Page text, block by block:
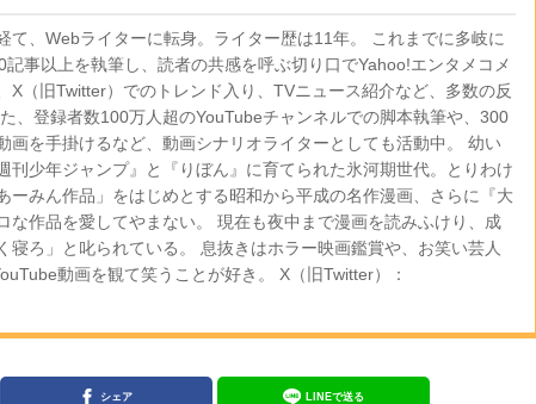
て、Webライターに転身。ライター歴は11年。 これまでに多岐に
事以上を執筆し、読者の共感を呼ぶ切り口でYahoo!エンタメコメ
X（旧Twitter）でのトレンド入り、TVニュース紹介など、多数の反
、登録者数100万人超のYouTubeチャンネルでの脚本執筆や、300
画を手掛けるなど、動画シナリオライターとしても活動中。 幼い
刊少年ジャンプ』と『りぼん』に育てられた氷河期世代。とりわけ
ーみん作品」をはじめとする昭和から平成の名作漫画、さらに『大
な作品を愛してやまない。 現在も夜中まで漫画を読みふけり、成
寝ろ」と叱られている。 息抜きはホラー映画鑑賞や、お笑い芸人
動画を観て笑うことが好き。 X（旧Twitter）：
シェア LINEで送る